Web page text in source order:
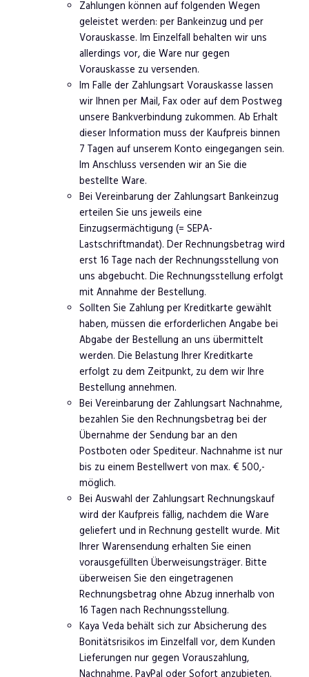
Zahlungen können auf folgenden Wegen
geleistet werden: per Bankeinzug und per
Vorauskasse. Im Einzelfall behalten wir uns
allerdings vor, die Ware nur gegen
Vorauskasse zu versenden.
Im Falle der Zahlungsart Vorauskasse lassen
wir Ihnen per Mail, Fax oder auf dem Postweg
unsere Bankverbindung zukommen. Ab Erhalt
dieser Information muss der Kaufpreis binnen
7 Tagen auf unserem Konto eingegangen sein.
Im Anschluss versenden wir an Sie die
bestellte Ware.
Bei Vereinbarung der Zahlungsart Bankeinzug
erteilen Sie uns jeweils eine
Einzugsermächtigung (= SEPA-
Lastschriftmandat). Der Rechnungsbetrag wird
erst 16 Tage nach der Rechnungsstellung von
uns abgebucht. Die Rechnungsstellung erfolgt
mit Annahme der Bestellung.
Sollten Sie Zahlung per Kreditkarte gewählt
haben, müssen die erforderlichen Angabe bei
Abgabe der Bestellung an uns übermittelt
werden. Die Belastung Ihrer Kreditkarte
erfolgt zu dem Zeitpunkt, zu dem wir Ihre
Bestellung annehmen.
Bei Vereinbarung der Zahlungsart Nachnahme,
bezahlen Sie den Rechnungsbetrag bei der
Übernahme der Sendung bar an den
Postboten oder Spediteur. Nachnahme ist nur
bis zu einem Bestellwert von max. € 500,-
möglich.
Bei Auswahl der Zahlungsart Rechnungskauf
wird der Kaufpreis fällig, nachdem die Ware
geliefert und in Rechnung gestellt wurde. Mit
Ihrer Warensendung erhalten Sie einen
vorausgefüllten Überweisungsträger. Bitte
überweisen Sie den eingetragenen
Rechnungsbetrag ohne Abzug innerhalb von
16 Tagen nach Rechnungsstellung.
Kaya Veda behält sich zur Absicherung des
Bonitätsrisikos im Einzelfall vor, dem Kunden
Lieferungen nur gegen Vorauszahlung,
Nachnahme, PayPal oder Sofort anzubieten.